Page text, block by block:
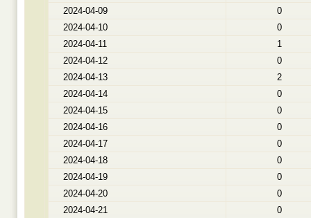
2024-04-09
0
2024-04-10
0
2024-04-11
1
2024-04-12
0
2024-04-13
2
2024-04-14
0
2024-04-15
0
2024-04-16
0
2024-04-17
0
2024-04-18
0
2024-04-19
0
2024-04-20
0
2024-04-21
0